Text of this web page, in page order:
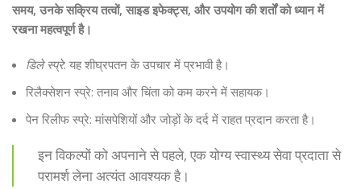
समय, उनके सक्रिय तत्वों, साइड इफेक्ट्स, और उपयोग की शर्तों को ध्यान में
रखना महत्वपूर्ण है।
डिले स्प्रे: यह शीघ्रपतन के उपचार में प्रभावी है।
रिलैक्सेशन स्प्रे: तनाव और चिंता को कम करने में सहायक।
पेन रिलीफ स्प्रे: मांसपेशियों और जोड़ों के दर्द में राहत प्रदान करता है।
इन विकल्पों को अपनाने से पहले, एक योग्य स्वास्थ्य सेवा प्रदाता से
परामर्श लेना अत्यंत आवश्यक है।